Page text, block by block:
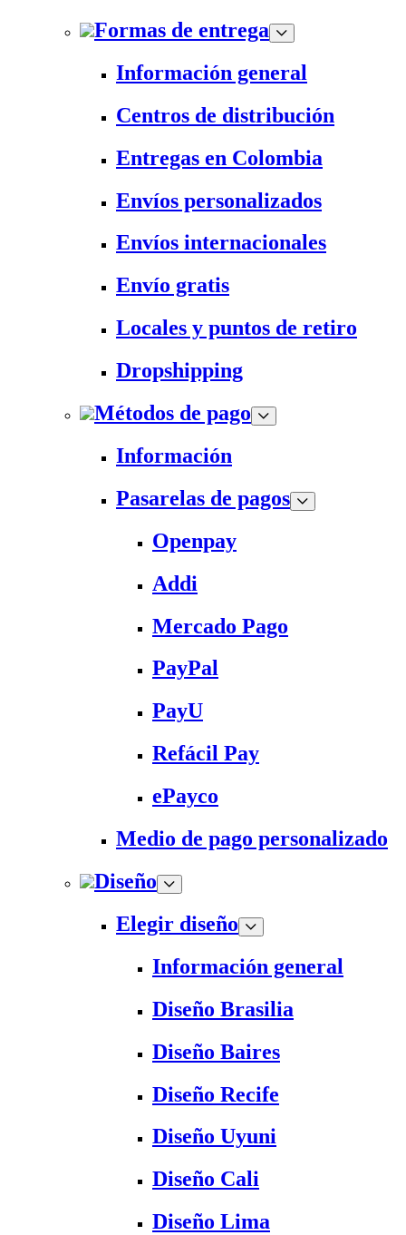
Formas de entrega
Información general
Centros de distribución
Entregas en Colombia
Envíos personalizados
Envíos internacionales
Envío gratis
Locales y puntos de retiro
Dropshipping
Métodos de pago
Información
Pasarelas de pagos
Openpay
Addi
Mercado Pago
PayPal
PayU
Refácil Pay
ePayco
Medio de pago personalizado
Diseño
Elegir diseño
Información general
Diseño Brasilia
Diseño Baires
Diseño Recife
Diseño Uyuni
Diseño Cali
Diseño Lima